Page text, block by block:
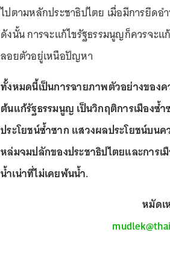
ไปตามหลักประชาธิปไตย เมื่อมีการยึด
ดังนั้น การจะแก้ไขรัฐธรรมนูญก็ควรจะ
ลอยตัวอยู่เหนือปัญหา
ทั้งหมดนี้เป็นการฉายภาพตัวอย่างของ
ต้นแก้รัฐธรรมนูญ เป็นวิกฤติการเมืองซ้
ประโยชน์ซ้ำซาก แสวงผลประโยชน์บน
หล่มจมปลักของประชาธิปไตยและการเ
น้ำเน่าที่ไม่เคยพ้นน้ำ.
หมัดเ